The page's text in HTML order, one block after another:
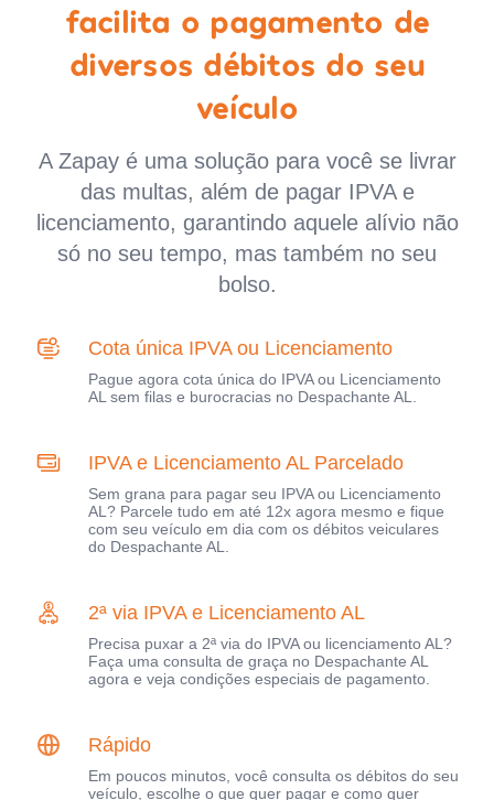
facilita o pagamento de
diversos débitos do seu
veículo
A Zapay é uma solução para você se livrar
das multas, além de pagar IPVA e
licenciamento, garantindo aquele alívio não
só no seu tempo, mas também no seu
bolso.
Cota única IPVA ou Licenciamento
Pague agora cota única do IPVA ou Licenciamento
AL sem filas e burocracias no Despachante AL.
IPVA e Licenciamento AL Parcelado
Sem grana para pagar seu IPVA ou Licenciamento
AL? Parcele tudo em até 12x agora mesmo e fique
com seu veículo em dia com os débitos veiculares
do Despachante AL.
2ª via IPVA e Licenciamento AL
Precisa puxar a 2ª via do IPVA ou licenciamento AL?
Faça uma consulta de graça no Despachante AL
agora e veja condições especiais de pagamento.
Rápido
Em poucos minutos, você consulta os débitos do seu
veículo, escolhe o que quer pagar e como quer